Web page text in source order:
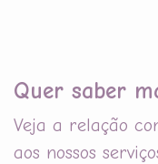
Quer saber
Veja a relação
aos nossos